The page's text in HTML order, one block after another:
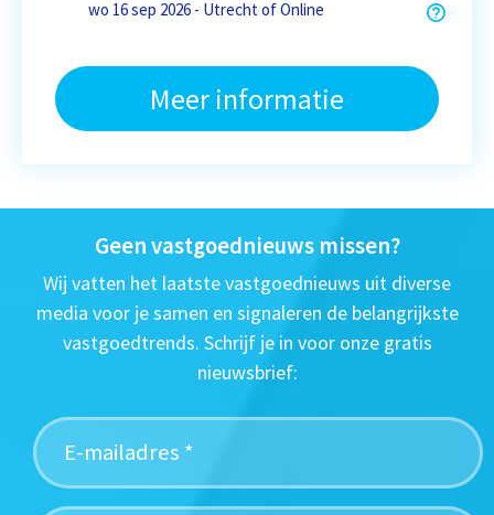
wo 16 sep 2026 - Utrecht of Online
Meer informatie
Geen vastgoednieuws missen?
Wij vatten het laatste vastgoednieuws uit diverse
media voor je samen en signaleren de belangrijkste
vastgoedtrends. Schrijf je in voor onze gratis
nieuwsbrief: